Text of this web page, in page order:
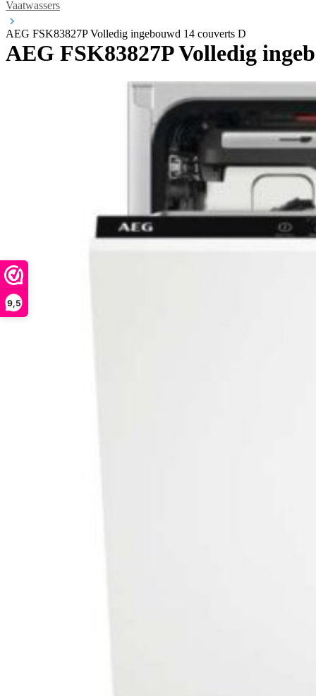
9,5
Vaatwassers
AEG FSK83827P Volledig ingebouwd 14 couverts D
AEG FSK83827P Volledig